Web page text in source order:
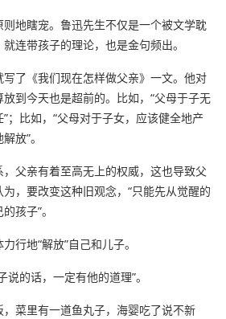
地瞎宠。鲁迅先生不仅是一个被文学耽
连带孩子的理论，也是金句频出。
了《我们现在怎样做父亲》一文。他对
到今天也是超前的。比如，“父母于子无
；比如，“父母对于子女，应该健全地产
放”。
父亲有着至高无上的权威，这也导致父
，要改变这种旧观念，“只能先从觉醒的
孩子”。
行地“解放”自己和儿子。
的话，一定有他的道理”。
菜里有一道鱼丸子，海婴吃了说不新